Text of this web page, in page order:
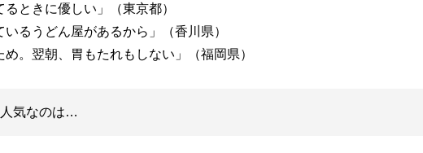
ときに優しい」（東京都）
るうどん屋があるから」（香川県）
。翌朝、胃もたれもしない」（福岡県）
気なのは…